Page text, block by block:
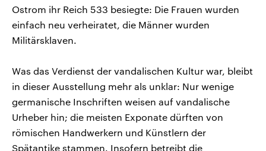
Ostrom ihr Reich 533 besiegte: Die Frauen wurden
einfach neu verheiratet, die Männer wurden
Militärsklaven.
Was das Verdienst der vandalischen Kultur war, bleibt
in dieser Ausstellung mehr als unklar: Nur wenige
germanische Inschriften weisen auf vandalische
Urheber hin; die meisten Exponate dürften von
römischen Handwerkern und Künstlern der
Spätantike stammen. Insofern betreibt die